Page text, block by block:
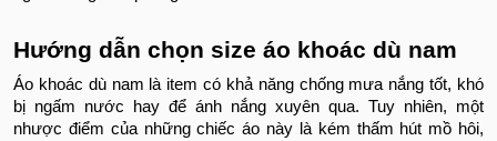
Hướng dẫn chọn size áo khoác dù nam
Áo khoác dù nam là item có khả năng chống mưa nắng tốt, khó
bị ngấm nước hay để ánh nắng xuyên qua. Tuy nhiên, một
nhược điểm của những chiếc áo này là kém thấm hút mồ hôi,